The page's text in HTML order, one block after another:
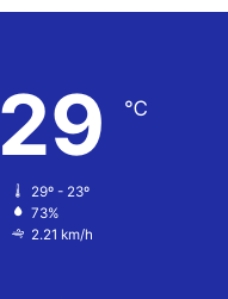
29 ℃
29º - 23º
73%
2.21 km/h